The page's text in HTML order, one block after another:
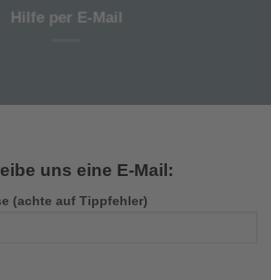
Hilfe per E-Mail
uns eine E-Mail:
(achte auf Tippfehler)